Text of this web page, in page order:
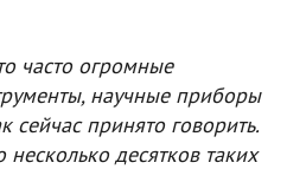
часто огромные
научные приборы
сейчас принято говорить.
несколько десятков таких